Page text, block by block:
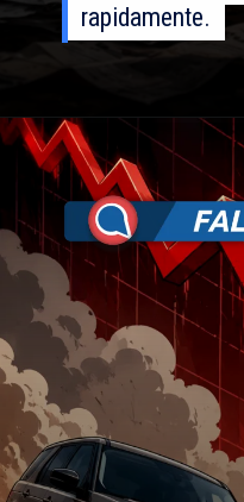
rapidamente.
rapidamente.